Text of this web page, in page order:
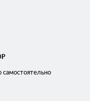
самостоятельно